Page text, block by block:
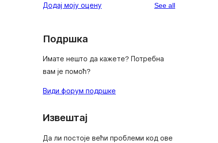
reviews
star
Додај моју оцену See allreviews
Подршка
Имате нешто да кажете? Потребна
вам је помоћ?
Види форум подршке
Извештај
Да ли постоје већи проблеми код ове